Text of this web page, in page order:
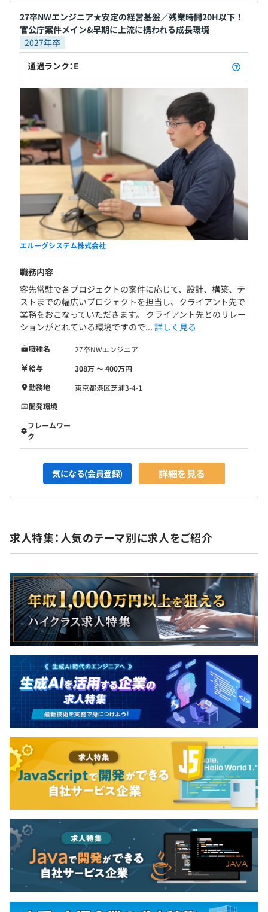
27卒NWエンジニア★安定の経営基盤／残業時間20H以下！
官公庁案件メイン&早期に上流に携われる成長環境
2027年卒
通過ランク：E
エルーグシステム株式会社
職務内容
客先常駐で各プロジェクトの案件に応じて、設計、構築、テ
ストまでの幅広いプロジェクトを担当し、クライアント先で
業務をおこなっていただきます。 クライアント先とのリレー
ションがとれている環境ですので... 詳しく見る
職種名
27卒NWエンジニア
給与
308万 〜 400万円
勤務地
東京都港区芝浦3-4-1
開発環境
フレームワー
ク
気になる(会員登録) 詳細を見る
求人特集：人気のテーマ別に求人をご紹介